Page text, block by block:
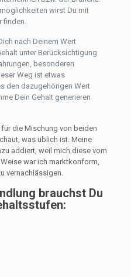
wirst Du mit
finden.
nach Deinem Wert
unter Berücksichtigung
besonderen
Weg ist etwas
den dazugehörigen Wert
Dein Gehalt generieren
die Mischung von beiden
was üblich ist. Meine
addiert, weil mich diese vom
war ich marktkonform,
vernachlässigen.
brauchst Du